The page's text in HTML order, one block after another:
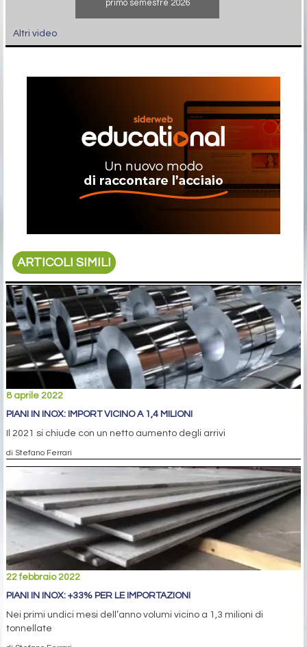
primo semestre 2026
Altri video
ARTICOLI SIMILI
8 aprile 2022
PIANI IN INOX: IMPORT VICINO A 1,4 MILIONI
Il 2021 si chiude con un netto aumento degli arrivi
di Stefano Ferrari
22 febbraio 2022
PIANI IN INOX: +33% PER LE IMPORTAZIONI
Nei primi undici mesi dell’anno volumi vicino a 1,3 milioni di
tonnellate